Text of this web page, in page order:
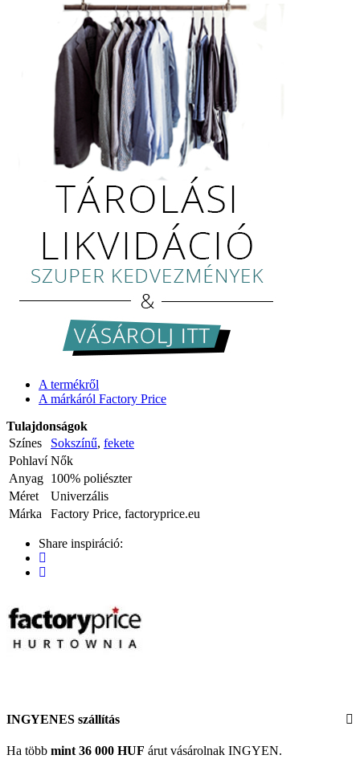
A termékről
A márkáról Factory Price
Tulajdonságok
Színes
Sokszínű, fekete
Pohlaví Nők
Anyag 100% poliészter
Méret
Univerzális
Márka
Factory Price, factoryprice.eu
Share inspiráció:
INGYENES szállítás
Ha több mint 36 000 HUF árut vásárolnak INGYEN.